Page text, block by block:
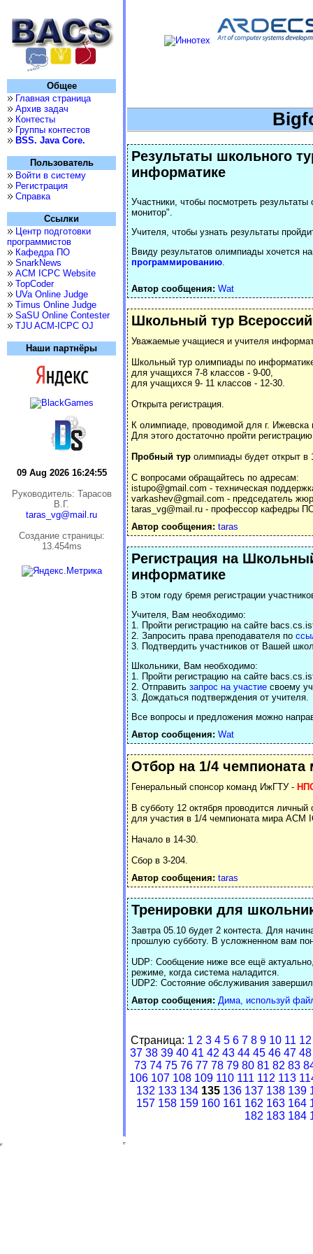
Общее
Главная страница
Архив задач
Контесты
Группы контестов
BSS. Java Core.
Пользователь
Войти в систему
Регистрация
Справка
Ссылки
Центр подготовки
программистов
Кафедра ПО
SnarkNews
ACM ICPC Website
TopCoder
UVa Online Judge
Timus Online Judge
SaSU Online Contester
TJU ACM-ICPC OJ
Наши партнёры
09 Aug 2026 16:24:55
Руководитель: Тарасов
В.Г.
taras_vg@mail.ru
Cоздание страницы:
13.454ms
Результаты школьного
информатике
Участники, чтобы посмотреть
монитор".
Учителя, чтобы узнать результаты
Ввиду результатов олимпиады хочется
программированию.
Автор сообщения: Wat
Школьный тур
Уважаемые учащиеся и учителя
Школьный тур олимпиады по
для учащихся 7-8 классов - 9-00,
для учащихся 9- 11 классов - 12-30.
Открыта регистрация.
К олимпиаде, проводимой для г.
Для этого достаточно пройти
Пробный тур олимпиады будет открыт в
С вопросами обращайтесь по адресам:
istupo@gmail.com - техническая
varkashev@gmail.com - председатель
taras_vg@mail.ru - профессор кафедры
Автор сообщения: taras
Регистрация на
информатике
В этом году бремя регистрации
Учителя, Вам необходимо:
1. Пройти регистрацию на сайте
2. Запросить права преподавателя по
3. Подтвердить участников от Вашей
Школьники, Вам необходимо:
1. Пройти регистрацию на сайте
2. Отправить запрос на участие своему
3. Дождаться подтверждения от учителя.
Все вопросы и предложения можно
Автор сообщения: Wat
Отбор на 1/4
Генеральный спонсор команд ИжГТУ -
В субботу 12 октября проводится
для участия в 1/4 чемпионата мира ACM
Начало в 14-30.
Сбор в 3-204.
Автор сообщения: taras
Тренировки для
Завтра 05.10 будет 2 контеста. Для
прошлую субботу. В усложненном вам
UDP: Сообщение ниже все ещё
режиме, когда система наладится.
UDP2: Состояние обслуживания
Автор сообщения: Дима, используй
Страница: 1 2 3 4 5 6 7 8 9 10 11 12
37 38 39 40 41 42 43 44 45 46 47 48
73 74 75 76 77 78 79 80 81 82 83
106 107 108 109 110 111 112 113
132 133 134 135 136 137 138 139
157 158 159 160 161 162 163 164
182 183 184